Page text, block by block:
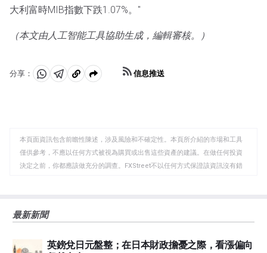
大利富時MIB指數下跌1.07%。"
（本文由人工智能工具協助生成，編輯審核。）
分享：
分 分 複
板
信息推送
本頁面資訊包含前瞻性陳述，涉及風險和不確定性。本頁所介紹的市場和工具
僅供參考，不應以任何方式被視為購買或出售這些資產的建議。在做任何投資
決定之前，你都應該做充分的調查。FXStreet不以任何方式保證該資訊沒有錯
觀點，並不代表FXStreet或其廣告商的官方政策或立場。作者不對本頁連結的
如果文章正文中沒有明確提到，在撰寫本文時，作者在本文中提到的任何股票
最新新聞
英鎊兌日元盤整；在日本財政擔憂之際，看漲偏向